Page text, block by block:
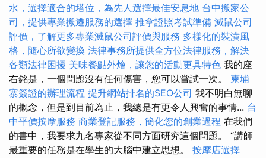
水，選擇適合的塔位，為先人選擇最佳安息地 台中搬家公
司，提供專業搬遷服務的選擇 推拿證照考試準備 滅鼠公司
評價，了解更多專業滅鼠公司評價與服務 多樣化的裝潢風
格，隨心所欲變換 法律事務所提供全方位法律服務，解決
各類法律困擾 美味餐點外燴，讓您的活動更具特色 我的座
右銘是，一個問題沒有任何傷害，您可以嘗試一次。 柬埔
寨簽證的辦理流程 提升網站排名的SEO公司 我不明白無聊
的概念，但是到目前為止，我總是有更令人興奮的事情... 台
中平價按摩服務 商業登記服務，簡化您的創業過程 在我們
的書中，我要求九名專家從不同方面研究這個問題。 “講師
最重要的任務是在學生的大腦中建立思想。 按摩店選擇